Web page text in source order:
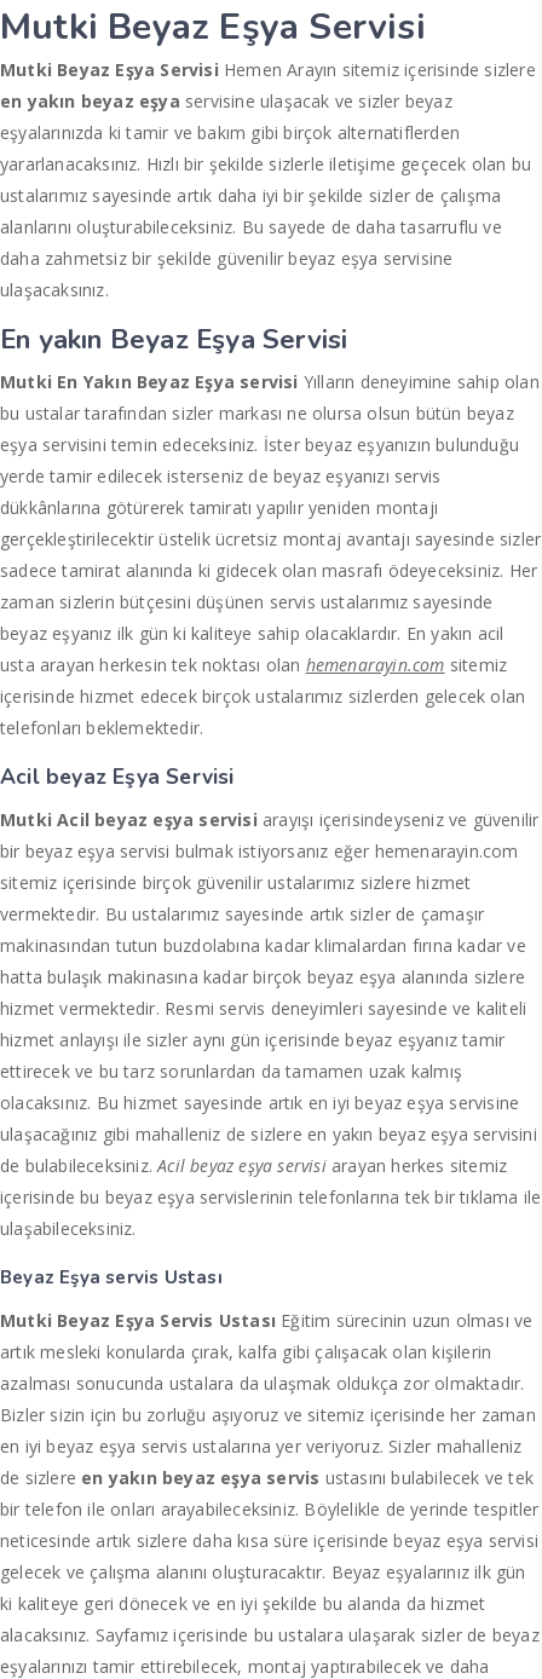
Mutki Beyaz Eşya Servisi
Mutki Beyaz Eşya Servisi Hemen Arayın sitemiz içerisinde sizlere
en yakın beyaz eşya servisine ulaşacak ve sizler beyaz
eşyalarınızda ki tamir ve bakım gibi birçok alternatiflerden
yararlanacaksınız. Hızlı bir şekilde sizlerle iletişime geçecek olan bu
ustalarımız sayesinde artık daha iyi bir şekilde sizler de çalışma
alanlarını oluşturabileceksiniz. Bu sayede de daha tasarruflu ve
daha zahmetsiz bir şekilde güvenilir beyaz eşya servisine
ulaşacaksınız.
En yakın Beyaz Eşya Servisi
Mutki En Yakın Beyaz Eşya servisi Yılların deneyimine sahip olan
bu ustalar tarafından sizler markası ne olursa olsun bütün beyaz
eşya servisini temin edeceksiniz. İster beyaz eşyanızın bulunduğu
yerde tamir edilecek isterseniz de beyaz eşyanızı servis
dükkânlarına götürerek tamiratı yapılır yeniden montajı
gerçekleştirilecektir üstelik ücretsiz montaj avantajı sayesinde sizler
sadece tamirat alanında ki gidecek olan masrafı ödeyeceksiniz. Her
zaman sizlerin bütçesini düşünen servis ustalarımız sayesinde
beyaz eşyanız ilk gün ki kaliteye sahip olacaklardır. En yakın acil
usta arayan herkesin tek noktası olan hemenarayin.com sitemiz
içerisinde hizmet edecek birçok ustalarımız sizlerden gelecek olan
telefonları beklemektedir.
Acil beyaz Eşya Servisi
Mutki Acil beyaz eşya servisi arayışı içerisindeyseniz ve güvenilir
bir beyaz eşya servisi bulmak istiyorsanız eğer hemenarayin.com
sitemiz içerisinde birçok güvenilir ustalarımız sizlere hizmet
vermektedir. Bu ustalarımız sayesinde artık sizler de çamaşır
makinasından tutun buzdolabına kadar klimalardan fırına kadar ve
hatta bulaşık makinasına kadar birçok beyaz eşya alanında sizlere
hizmet vermektedir. Resmi servis deneyimleri sayesinde ve kaliteli
hizmet anlayışı ile sizler aynı gün içerisinde beyaz eşyanız tamir
ettirecek ve bu tarz sorunlardan da tamamen uzak kalmış
olacaksınız. Bu hizmet sayesinde artık en iyi beyaz eşya servisine
ulaşacağınız gibi mahalleniz de sizlere en yakın beyaz eşya servisini
de bulabileceksiniz.Acil beyaz eşya servisiarayan herkes sitemiz
içerisinde bu beyaz eşya servislerinin telefonlarına tek bir tıklama ile
ulaşabileceksiniz.
Beyaz Eşya servis Ustası
Mutki Beyaz Eşya Servis Ustası Eğitim sürecinin uzun olması ve
artık mesleki konularda çırak, kalfa gibi çalışacak olan kişilerin
azalması sonucunda ustalara da ulaşmak oldukça zor olmaktadır.
Bizler sizin için bu zorluğu aşıyoruz ve sitemiz içerisinde her zaman
en iyi beyaz eşya servis ustalarına yer veriyoruz. Sizler mahalleniz
de sizlere en yakın beyaz eşya servis ustasını bulabilecek ve tek
bir telefon ile onları arayabileceksiniz. Böylelikle de yerinde tespitler
neticesinde artık sizlere daha kısa süre içerisinde beyaz eşya servisi
gelecek ve çalışma alanını oluşturacaktır. Beyaz eşyalarınız ilk gün
ki kaliteye geri dönecek ve en iyi şekilde bu alanda da hizmet
alacaksınız. Sayfamız içerisinde bu ustalara ulaşarak sizler de beyaz
eşyalarınızı tamir ettirebilecek, montaj yaptırabilecek ve daha